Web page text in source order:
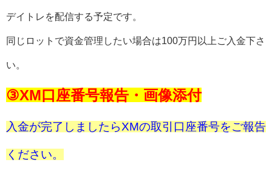
デイトレを配信する予定です。
同じロットで資金管理したい場合は100万円以上ご入金下さ
い。
③XM口座番号報告・画像添付
入金が完了しましたらXMの取引口座番号をご報告
ください。